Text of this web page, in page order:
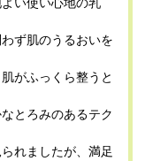
い使い心地の乳
ず肌のうるおいを
がふっくら整うと
とろみのあるテク
れましたが、満足